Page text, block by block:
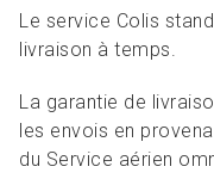
Le service Colis
livraison à temps.
La garantie de
les envois en
du Service aérien